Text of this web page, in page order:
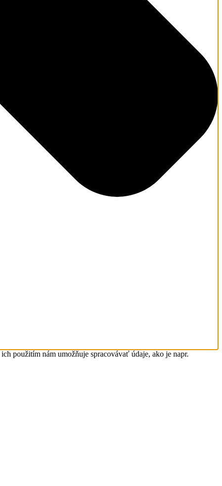
použitím nám umožňuje spracovávať údaje, ako je napr.